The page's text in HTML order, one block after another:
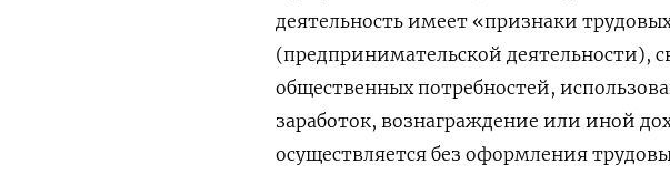
деятельность имеет «признаки
(предпринимательской деятельности),
общественных потребностей,
заработок, вознаграждение или иной
осуществляется без оформления